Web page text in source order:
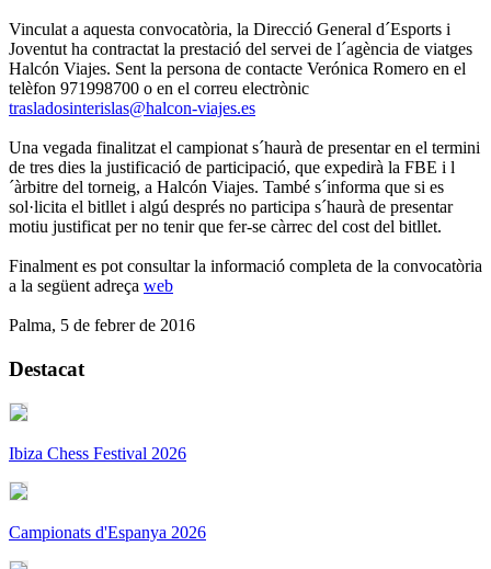
Vinculat a aquesta convocatòria, la Direcció General d´Esports i
Joventut ha contractat la prestació del servei de l´agència de viatges
Halcón Viajes. Sent la persona de contacte Verónica Romero en el
telèfon 971998700 o en el correu electrònic
trasladosinterislas@halcon-viajes.es
Una vegada finalitzat el campionat s´haurà de presentar en el termini
de tres dies la justificació de participació, que expedirà la FBE i l
´àrbitre del torneig, a Halcón Viajes. També s´informa que si es
sol·licita el bitllet i algú després no participa s´haurà de presentar
motiu justificat per no tenir que fer-se càrrec del cost del bitllet.
Finalment es pot consultar la informació completa de la convocatòria
a la següent adreça web
Palma, 5 de febrer de 2016
Destacat
Ibiza Chess Festival 2026
Campionats d'Espanya 2026